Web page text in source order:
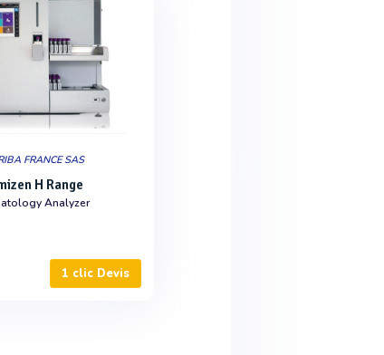
FRANCE SAS
H Range
Analyzer
1 clic Devis